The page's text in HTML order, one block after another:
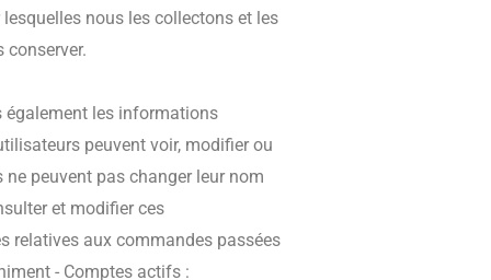
nous les collectons et les
conserver.
également les informations
peuvent voir, modifier ou
peuvent pas changer leur nom
et modifier ces
relatives aux commandes passées
- Comptes actifs :